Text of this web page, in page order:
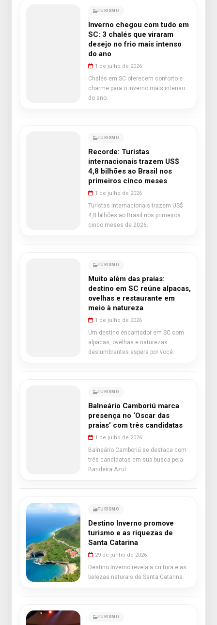
TURISMO
Inverno chegou com tudo em
SC: 3 chalés que viraram
desejo no frio mais intenso
do ano
1 de julho de 2026
Chalés em SC oferecem conforto e
charme para o inverno mais intenso
do ano.
TURISMO
Recorde: Turistas
internacionais trazem US$
4,8 bilhões ao Brasil nos
primeiros cinco meses
1 de julho de 2026
Turistas internacionais trazem US$
4,8 bilhões ao Brasil nos primeiros
cinco meses de 2026.
TURISMO
Muito além das praias:
destino em SC reúne alpacas,
ovelhas e restaurante em
meio à natureza
1 de julho de 2026
Um destino encantador em SC com
alpacas, ovelhas e naturezas
deslumbrantes espera por você.
TURISMO
Balneário Camboriú marca
presença no ‘Oscar das
praias’ com três candidatas
1 de julho de 2026
Balneário Camboriú se destaca com
três candidatas em sua busca pela
Bandeira Azul.
TURISMO
Destino Inverno promove
turismo e as riquezas de
Santa Catarina
29 de junho de 2026
Destino Inverno revela a cultura e as
belezas naturais de Santa Catarina.
TURISMO